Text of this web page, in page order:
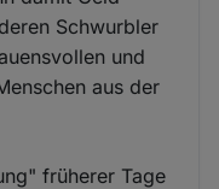
Schwurbler
und
aus der
früherer Tage